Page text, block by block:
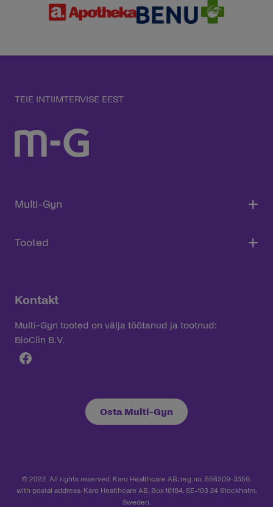
TEIE INTIIMTERVISE EEST
Multi-Gyn
Tooted
Kontakt
Multi-Gyn tooted on välja töötanud ja tootnud:
BioClin B.V.
Facebook
Osta Multi-Gyn
© 2022. All rights reserved. Karo Healthcare AB, reg.no. 556309-3359,
with postal address: Karo Healthcare AB, Box 16184, SE-103 24 Stockholm,
Sweden.